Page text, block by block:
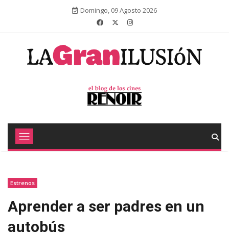
Domingo, 09 Agosto 2026
Estrenos
Aprender a ser padres en un
autobús